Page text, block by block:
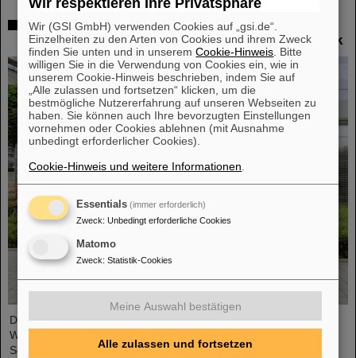
Workshop bei GSI zur Strahlenhärteprüfung:
Bedürfnisse von Forschung und Industrie im Blick
Das Thema Strahlenhärteprüfung stand im Mittelpunkt eines
Workshops, den das GSI Helmholtzzentrum für
Schwerionenforschung vor Kurzem gemeinsam mit den beiden
Wir (GSI GmbH) verwenden Cookies auf „gsi.de“.
Einzelheiten zu den Arten von Cookies und ihrem Zweck
finden Sie unten und in unseremCookie-Hinweis . Bitte
willigen Sie in die Verwendung von Cookies ein, wie in
unserem Cookie-Hinweis beschrieben, indem Sie auf
„Alle zulassen und fortsetzen“ klicken, um die
bestmögliche Nutzererfahrung auf unseren Webseiten zu
haben. Sie können auch Ihre bevorzugten Einstellungen
vornehmen oder Cookies ablehnen (mit Ausnahme
unbedingt erforderlicher Cookies).
Cookie-Hinweis und weitere Informationen
Essentials (immer erforderlich)
Zweck: Unbedingt erforderliche Cookies
Matomo
Zweck: Statistik-Cookies
Meine Auswahl bestätigen
Alle zulassen und fortsetzen